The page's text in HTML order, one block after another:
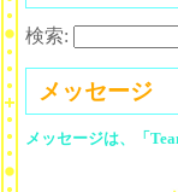
検索:
メッセージ
メッセージは、「